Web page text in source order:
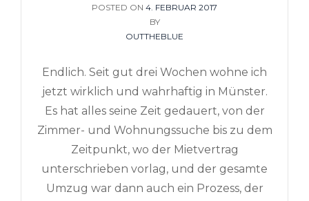
POSTED ON POSTED
ON
4. FEBRUAR 2017
BY
OUTTHEBLUE
Endlich. Seit gut drei Wochen wohne ich
jetzt wirklich und wahrhaftig in Münster.
Es hat alles seine Zeit gedauert, von der
Zimmer- und Wohnungssuche bis zu dem
Zeitpunkt, wo der Mietvertrag
unterschrieben vorlag, und der gesamte
Umzug war dann auch ein Prozess, der